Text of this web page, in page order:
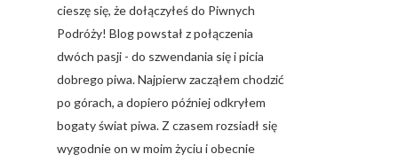
cieszę się, że dołączyłeś do Piwnych
Podróży! Blog powstał z połączenia
dwóch pasji - do szwendania się i picia
dobrego piwa. Najpierw zacząłem chodzić
po górach, a dopiero później odkryłem
bogaty świat piwa. Z czasem rozsiadł się
wygodnie on w moim życiu i obecnie